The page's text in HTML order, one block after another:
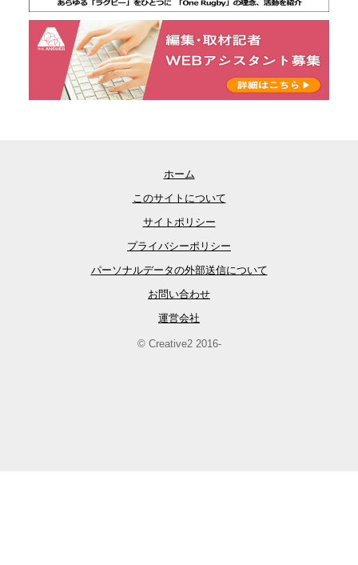
ホーム
このサイトについて
サイトポリシー
プライバシーポリシー
パーソナルデータの外部送信について
お問い合わせ
運営会社
© Creative2 2016-